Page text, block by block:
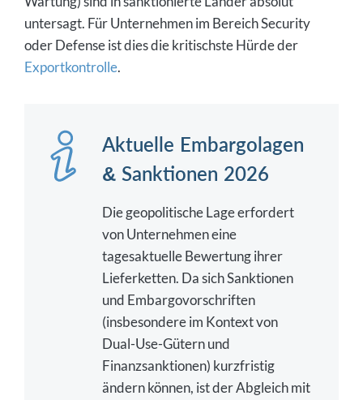
untersagt. Für Unternehmen im Bereich Security
oder Defense ist dies die kritischste Hürde der
Exportkontrolle.
Aktuelle Embargolagen
& Sanktionen 2026
Die geopolitische Lage erfordert
von Unternehmen eine
tagesaktuelle Bewertung ihrer
Lieferketten. Da sich Sanktionen
und Embargovorschriften
(insbesondere im Kontext von
Dual-Use-Gütern und
Finanzsanktionen) kurzfristig
ändern können, ist der Abgleich mit